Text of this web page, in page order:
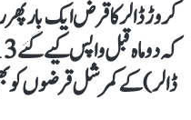
کروڑ ڈالر کا قرض ایک بار
ڈالر) کے کمرشل قرضوں کو